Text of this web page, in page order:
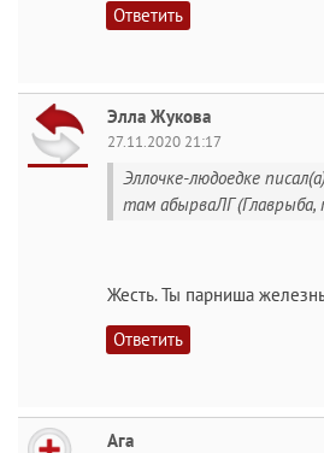
Ответить
Элла Жукова
27.11.2020 21:17
Эллочке-людоедке
там абырваЛГ (Главрыба,
Жесть. Ты парниша
Ответить
Ага